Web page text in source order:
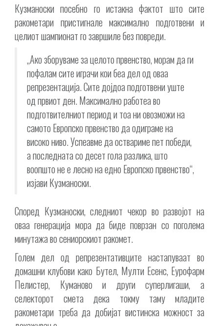
Кузманоски посебно го истакна фактот што сите
ракометари пристигнале максимално подготвени и
целиот шампионат го завршиле без повреди.
„Ако зборуваме за целото првенство, морам да ги
пофалам сите играчи кои беа дел од оваа
репрезентација. Сите дојдоа подготвени уште
од првиот ден. Максимално работеа во
подготвителниот период и тоа ни овозможи на
самото Европско првенство да одиграме на
високо ниво. Успеавме да оствариме пет победи,
а последната со десет гола разлика, што
воопшто не е лесно на едно Европско првенство“,
изјави Кузманоски.
Според Кузманоски, следниот чекор во развојот на
оваа генерација мора да биде поврзан со поголема
минутажа во сениорскиот ракомет.
Голем дел од репрезентативците настапуваат во
домашни клубови како Бутел, Мулти Есенс, Еурофарм
Пелистер, Куманово и други суперлигаши, а
селекторот смета дека токму таму младите
ракометари треба да добијат вистинска можност за